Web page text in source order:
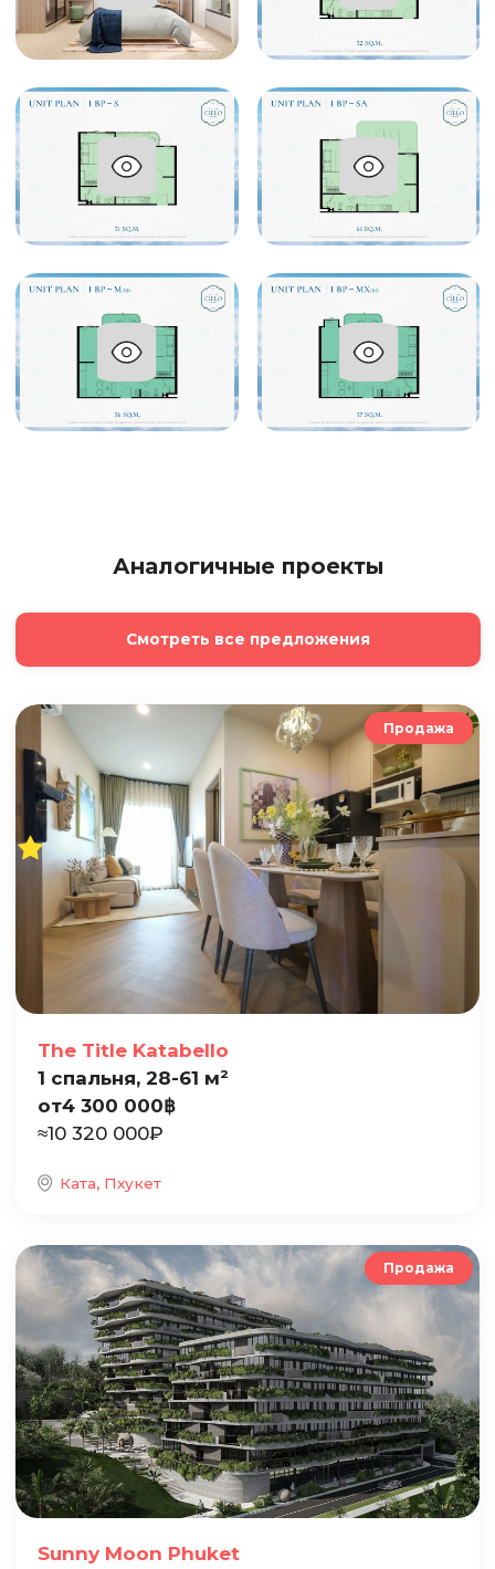
Аналогичные проекты
Смотреть все предложения
Продажа
The Title Katabello
1 спальня, 28-61 м²
от4 300 000฿
≈10 320 000₽
Ката, Пхукет
Продажа
Sunny Moon Phuket